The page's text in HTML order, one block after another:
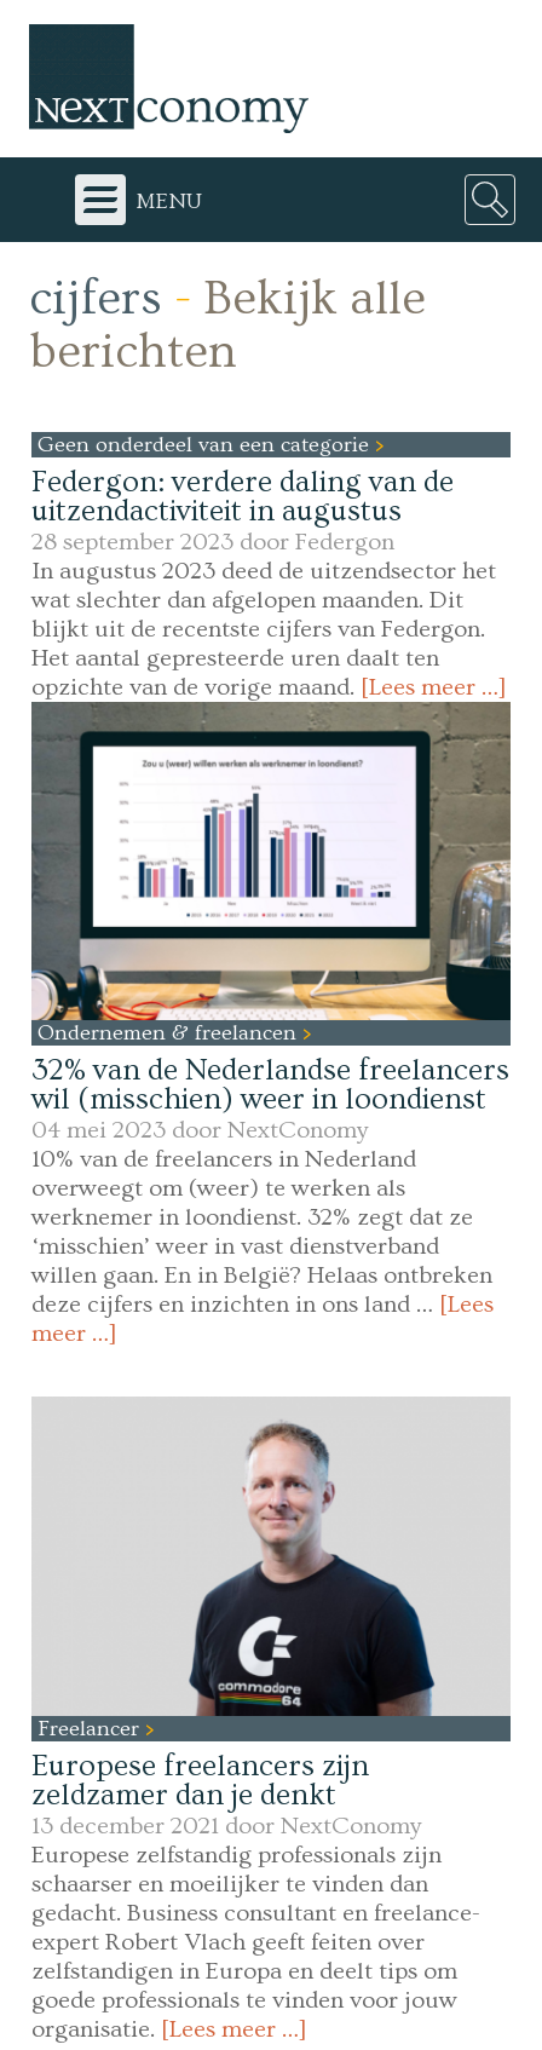
menu
cijfers - Bekijk alle
berichten
Geen onderdeel van een categorie
Federgon: verdere daling van de
uitzendactiviteit in augustus
28 september 2023 doorFedergon
In augustus 2023 deed de uitzendsector het
wat slechter dan afgelopen maanden. Dit
blijkt uit de recentste cijfers van Federgon.
Het aantal gepresteerde uren daalt ten
opzichte van de vorige maand. [Lees meer …]
Ondernemen & freelancen
32% van de Nederlandse freelancers
wil (misschien) weer in loondienst
04 mei 2023 doorNextConomy
10% van de freelancers in Nederland
overweegt om (weer) te werken als
werknemer in loondienst. 32% zegt dat ze
‘misschien’ weer in vast dienstverband
willen gaan. En in België? Helaas ontbreken
deze cijfers en inzichten in ons land … [Lees
meer …]
Freelancer
Europese freelancers zijn
zeldzamer dan je denkt
13 december 2021 doorNextConomy
Europese zelfstandig professionals zijn
schaarser en moeilijker te vinden dan
gedacht. Business consultant en freelance-
expert Robert Vlach geeft feiten over
zelfstandigen in Europa en deelt tips om
goede professionals te vinden voor jouw
organisatie. [Lees meer …]